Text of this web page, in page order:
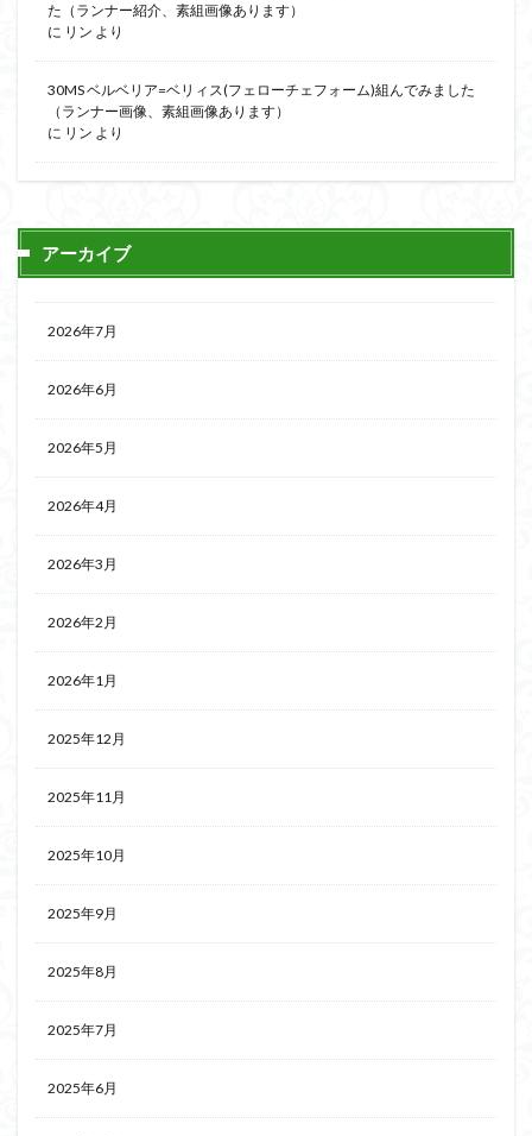
た（ランナー紹介、素組画像あります）
に リン より
30MS ベルベリア=ベリィス(フェローチェフォーム)組んでみました
（ランナー画像、素組画像あります）
に リン より
アーカイブ
2026年7月
2026年6月
2026年5月
2026年4月
2026年3月
2026年2月
2026年1月
2025年12月
2025年11月
2025年10月
2025年9月
2025年8月
2025年7月
2025年6月